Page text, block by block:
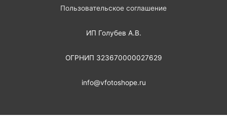
Пользовательское соглашение
ИП Голубев А.В.
ОГРНИП 323670000027629
info@vfotoshope.ru